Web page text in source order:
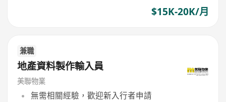
$15K-20K/月
兼職
地產資料製作輸入員
美聯物業
無需相關經驗，歡迎新入行者申請